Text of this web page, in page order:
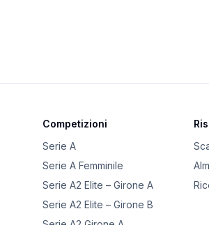
Competizioni
Serie A
Serie A Femminile
Serie A2 Elite – Girone A
Serie A2 Elite – Girone B